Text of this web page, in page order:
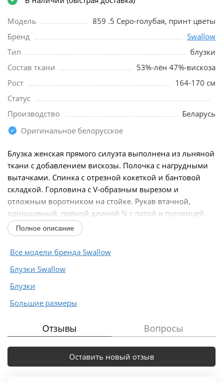
Модель
859 .5 Серо-голубая, принт цветы
Бренд
Swallow
Тип
блузки
Состав ткани
53%-лён 47%-вискоза
Рост
164-170 см
Статус
Производство
Беларусь
Оригинальное белорусское
Блузка женская прямого силуэта выполнена из льняной
ткани с добавлением вискозы. Полочка с нагрудными
вытачками. Спинка с отрезной кокеткой и бантовой
складкой. Горловина с V-образным вырезом и
отложным воротником на стойке. Рукав втачной,
одношовный, прямой длиной ¾ с патой и пуговицей...
Полное описание
Все модели бренда Swallow
Блузки Swallow
Блузки
Большие размеры
Отзывы Вопросы
Оставить новый отзыв